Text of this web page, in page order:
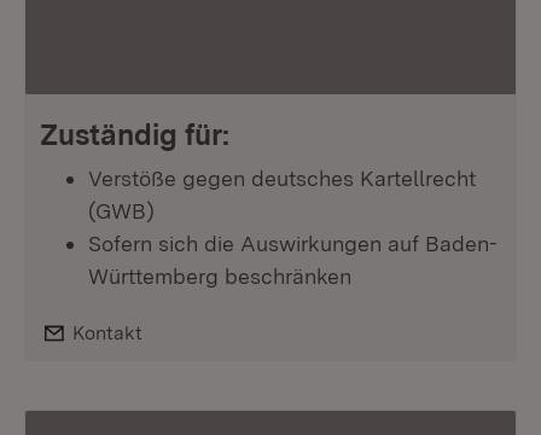
Zuständig für:
Verstöße gegen deutsches Kartellrecht
(GWB)
Sofern sich die Auswirkungen auf Baden-
Württemberg beschränken
E-Mail:
Kontakt